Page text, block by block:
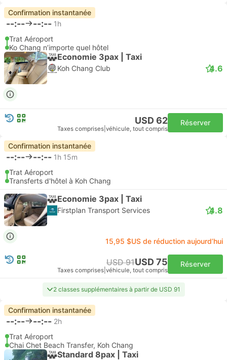
Confirmation instantanée
--:-- --:-- 1h
Trat Aéroport
Ko Chang n’importe quel hôtel
Economie 3pax | Taxi
Koh Chang Club 4.6
USD 62
Taxes comprises véhicule, tout compris
Réserver
Confirmation instantanée
--:-- --:-- 1h 15m
Trat Aéroport
Transferts d'hôtel à Koh Chang
Economie 3pax | Taxi
Firstplan Transport Services 4.8
15,95 $US de réduction aujourd’hui
USD 91USD 75
Taxes comprises véhicule, tout compris
Réserver
2 classes supplémentaires à partir de USD 91
Confirmation instantanée
--:-- --:-- 2h
Trat Aéroport
Chai Chet Beach Transfer, Koh Chang
Standard 8pax | Taxi